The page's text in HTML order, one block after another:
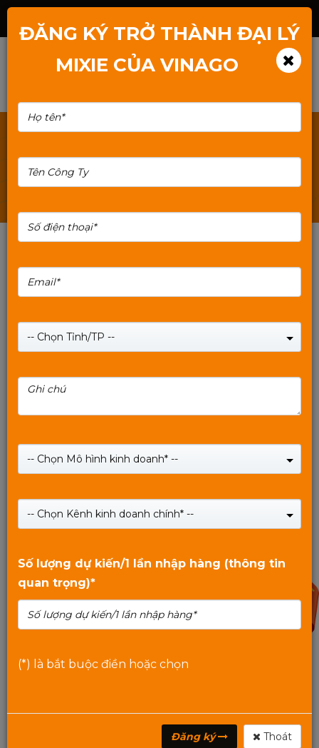
Giá:1,620,000₫
SHOP NOW
0
5
90%
ĐĂNG KÝ TRỞ THÀNH ĐẠI LÝ
MIXIE CỦA VINAGO
-- Chọn Tỉnh/TP --
-- Chọn Mô hình kinh doanh* --
-- Chọn Kênh kinh doanh chính* --
Số lượng dự kiến/1 lần nhập hàng (thông tin
quan trọng)*
(*) là bắt buộc điền hoặc chọn
Đăng ký Thoát